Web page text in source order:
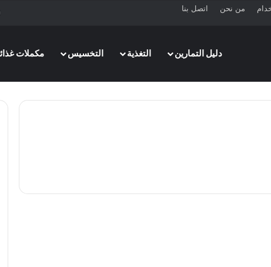
من نحن اتصل بنا
دليل التمارين
التغذية التخسيس مكملات